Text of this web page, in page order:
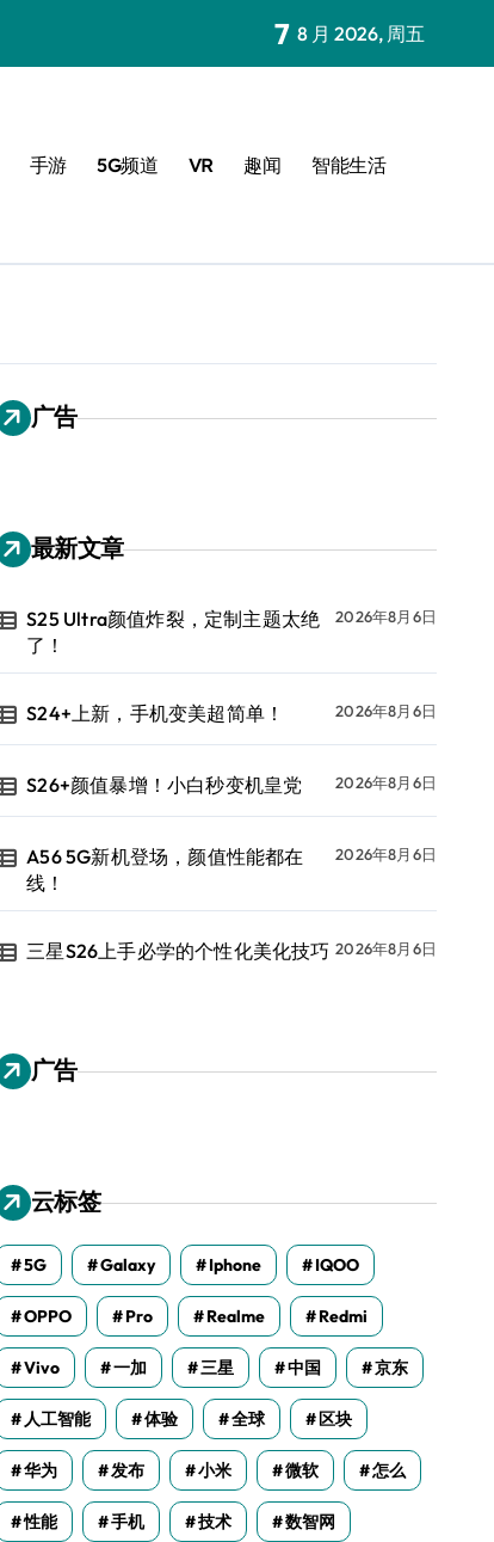
7 8 月 2026, 周五
手游 5G频道 VR 趣闻 智能生活
广告
最新文章
S25 Ultra颜值炸裂，定制主题太绝
了！
2026年8月6日
S24+上新，手机变美超简单！ 2026年8月6日
S26+颜值暴增！小白秒变机皇党 2026年8月6日
A56 5G新机登场，颜值性能都在
线！
2026年8月6日
三星S26上手必学的个性化美化技巧 2026年8月6日
广告
云标签
5G Galaxy Iphone IQOO
OPPO Pro Realme Redmi
Vivo 一加 三星 中国 京东
人工智能 体验 全球 区块
华为 发布 小米 微软 怎么
性能 手机 技术 数智网